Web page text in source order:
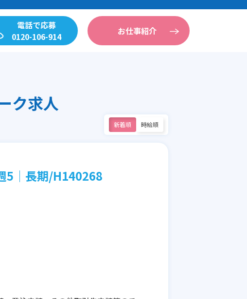
電話で応募
0120-106-914
お仕事紹介
ク求人
新着順 時給順
5│長期/H140268